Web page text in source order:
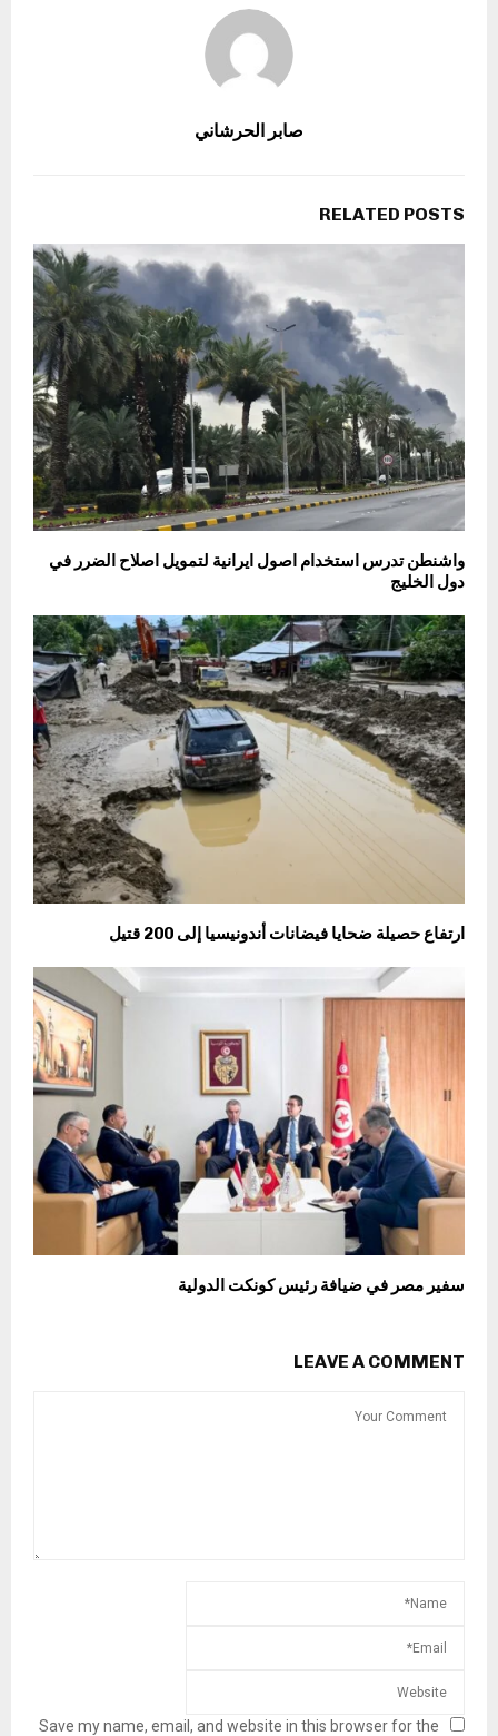
صابر الحرشاني
RELATED POSTS
واشنطن تدرس استخدام اصول ايرانية لتمويل اصلاح الضرر في
دول الخليج
ارتفاع حصيلة ضحايا فيضانات أندونيسيا إلى 200 قتيل
سفير مصر في ضيافة رئيس كونكت الدولية
LEAVE A COMMENT
Save my name, email, and website in this browser for the